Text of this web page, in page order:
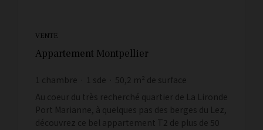
VENTE
Appartement Montpellier
1 chambre 1 sde 50,2 m² de surface
4 183,27 €prix / m²
Au coeur du très recherché quartier de La Lironde
Port Marianne, à quelques pas des berges du Lez,
découvrez ce bel appartement T2 de plus de 50